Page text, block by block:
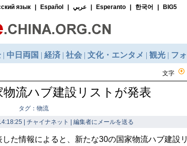
文字
流ハブ建設リストが発表
タグ：物流
| チャイナネット | 編集者にメールを送る
た情報によると、新たな30の国家物流ハブ建設リ